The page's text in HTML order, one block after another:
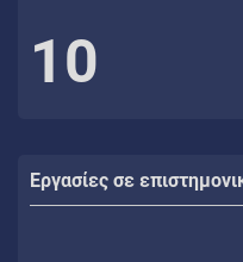
10
Εργασίες σε